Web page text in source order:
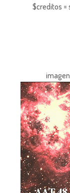
$creditos =